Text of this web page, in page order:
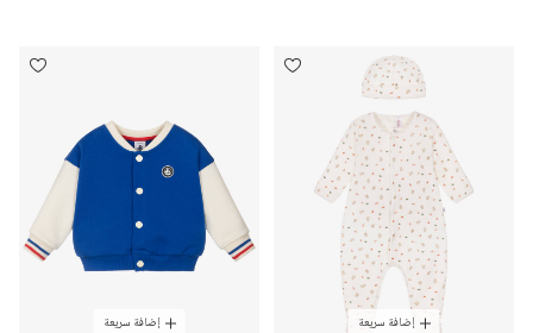
إضافة سريعة إضافة سريعة